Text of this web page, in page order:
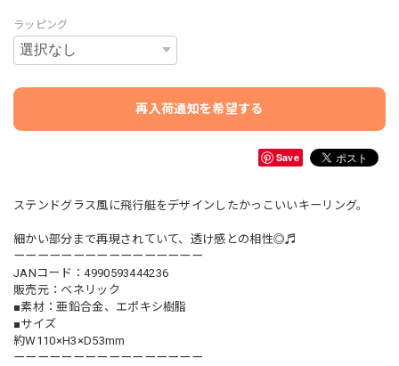
ラッピング
再入荷通知を希望する
Save
ステンドグラス風に飛行艇をデザインしたかっこいいキーリング。
細かい部分まで再現されていて、透け感との相性◎♬
ーーーーーーーーーーーーーーーー
JANコード：4990593444236
販売元：ベネリック
■素材：亜鉛合金、エポキシ樹脂
■サイズ
約W110×H3×D53mm
ーーーーーーーーーーーーーーーー